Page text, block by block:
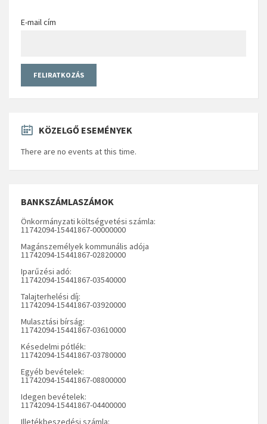
E-mail cím
KÖZELGŐ ESEMÉNYEK
There are no events at this time.
BANKSZÁMLASZÁMOK
Önkormányzati költségvetési számla:
11742094-15441867-00000000
Magánszemélyek kommunális adója
11742094-15441867-02820000
Iparűzési adó:
11742094-15441867-03540000
Talajterhelési díj:
11742094-15441867-03920000
Mulasztási bírság:
11742094-15441867-03610000
Késedelmi pótlék:
11742094-15441867-03780000
Egyéb bevételek:
11742094-15441867-08800000
Idegen bevételek:
11742094-15441867-04400000
Illetékbeszedési számla: